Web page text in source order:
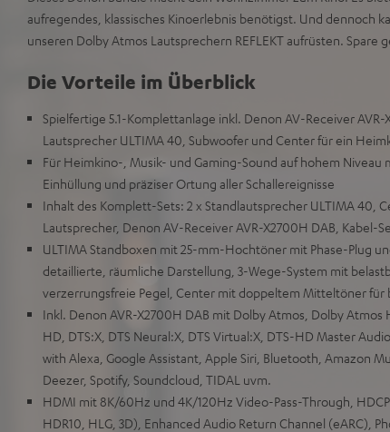
aufregendes, klassisches Kinoerlebnis benötigst. Und dennoch
unseren Dolby Atmos Lautsprechern REFLEKT aufrüsten. Spare
Die Vorteile im Überblick
Spielfertige 5.1-Komplettanlage inkl. Denon AV-Receiver AVR-
Lautsprecher ULTIMA 40, Subwoofer und Center für ein
Für Heimkino-, Musik- und Gaming-Sound auf hohem Niveau
Einhüllung und präziser Ortung aller Schallereignisse
Inhalt des Komplett-Sets: 2 x Standlautsprecher ULTIMA 40,
Lautsprecher, Denon AV-Receiver AVR-X2700H DAB, Kabel-
ULTIMA Standboxen mit 25-mm-Hochtöner mit Phase-Plug
detaillierte, räumliche Darstellung, 3-Wege-System mit
verzerrungsfreie Pegel, Center mit doppeltem Mitteltöner für
Inkl. Denon AVR-X2700H DAB mit Dolby Atmos, Dolby
HD, DTS:X, DTS Neural:X, DTS Virtual:X, DTS-HD Master
with Alexa, Google Assistant, Apple Siri, Bluetooth, Amazon
Deezer, Spotify, Soundcloud, TIDAL uvm.
HDMI mit 8K/60Hz und 4K/120Hz Video-Pass-Through,
HDR10, HLG, 3D), Enhanced Audio Return Channel (eARC),